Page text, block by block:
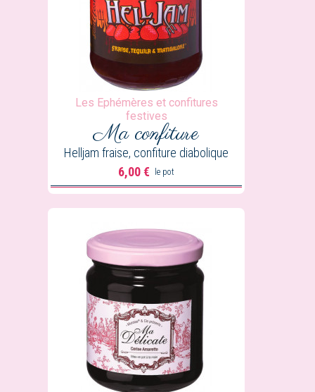
Les Ephémères et confitures
festives
Ma confiture
Helljam fraise, confiture diabolique
Prix
6,00 € le pot